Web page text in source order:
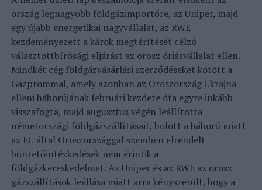
ország legnagyobb földgázimportőre, az Uniper, majd
egy újabb energetikai nagyvállalat, az RWE
kezdeményezett a károk megtérítését célzó
választottbírósági eljárást az orosz óriásvállalat ellen.
Mindkét cég földgázvásárlási szerződéseket kötött a
Gazprommal, amely azonban az Oroszország Ukrajna
elleni háborújának februári kezdete óta egyre inkább
visszafogta, majd augusztus végén leállította
németországi földgázszállításait, holott a háború miatt
az EU által Oroszországgal szemben elrendelt
büntetőintézkedések nem érintik a
földgázkereskedelmet. Az Uniper és az RWE az orosz
gázszállítások leállása miatt arra kényszerült, hogy a